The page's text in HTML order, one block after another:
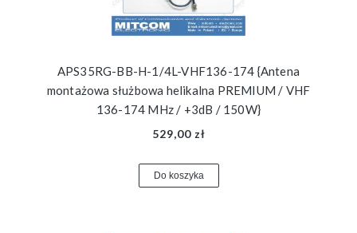
APS35RG-BB-H-1/4L-VHF136-174 {Antena
montażowa służbowa helikalna PREMIUM / VHF
136-174 MHz / +3dB / 150W}
529,00 zł
Do koszyka